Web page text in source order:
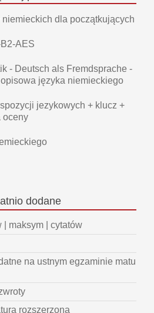
niemieckich dla początkujących
AES
- Deutsch als Fremdsprache -
języka niemieckiego
jezykowych + klucz +
oceny
dodane
| maksym | cytatów
na ustnym egzaminie matu
rozszerzona